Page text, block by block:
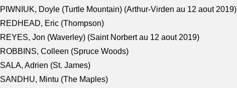
PIWNIUK, Doyle (Turtle Mountain) (Arthur-Virden au 12 aout 2019)
REDHEAD, Eric (Thompson)
REYES, Jon (Waverley) (Saint Norbert au 12 aout 2019)
ROBBINS, Colleen (Spruce Woods)
SALA, Adrien (St. James)
SANDHU, Mintu (The Maples)